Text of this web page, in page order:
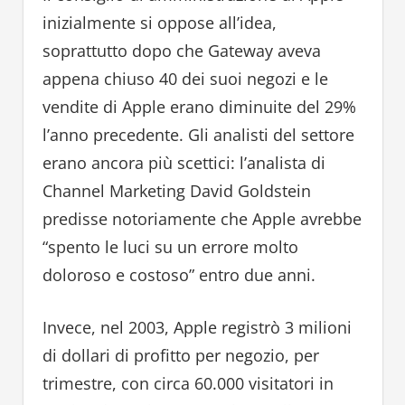
inizialmente si oppose all’idea,
soprattutto dopo che Gateway aveva
appena chiuso 40 dei suoi negozi e le
vendite di Apple erano diminuite del 29%
l’anno precedente. Gli analisti del settore
erano ancora più scettici: l’analista di
Channel Marketing David Goldstein
predisse notoriamente che Apple avrebbe
“spento le luci su un errore molto
doloroso e costoso” entro due anni.
Invece, nel 2003, Apple registrò 3 milioni
di dollari di profitto per negozio, per
trimestre, con circa 60.000 visitatori in